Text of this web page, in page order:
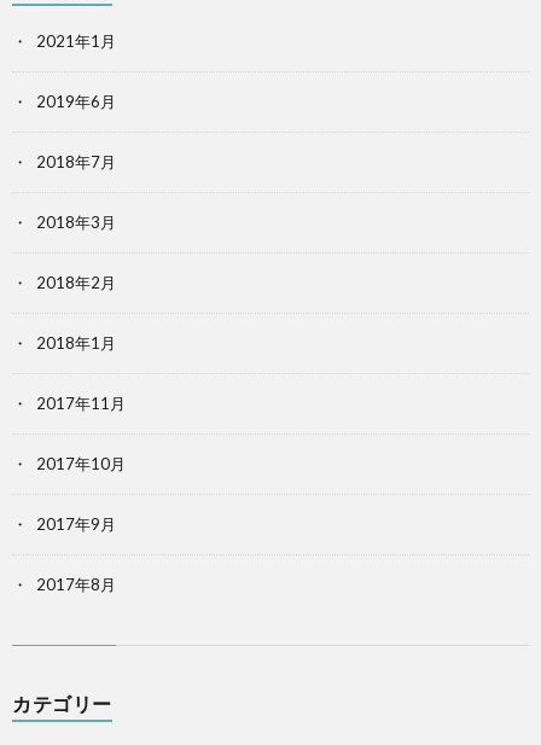
2021年1月
2019年6月
2018年7月
2018年3月
2018年2月
2018年1月
2017年11月
2017年10月
2017年9月
2017年8月
カテゴリー